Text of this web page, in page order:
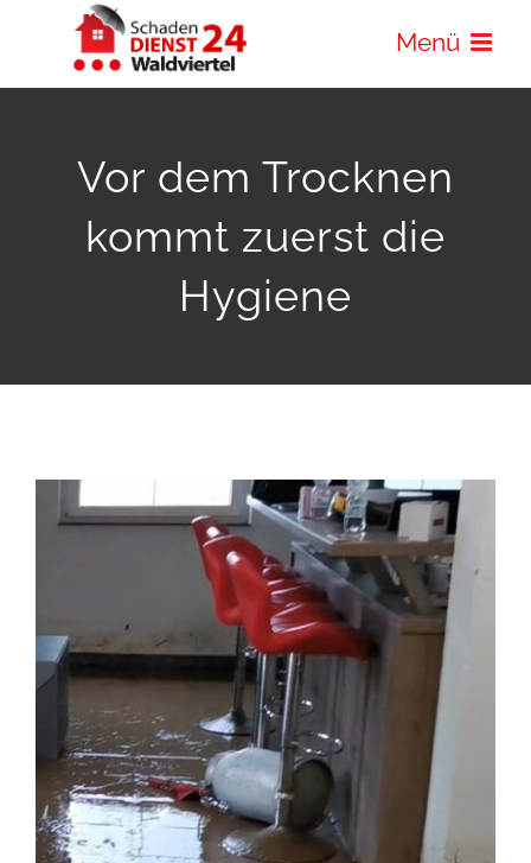
Menü
Vor dem Trocknen
kommt zuerst die
Hygiene